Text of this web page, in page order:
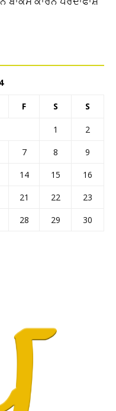
F S S
1
2
7 8
9
14 15
16
21 22
23
28 29
30